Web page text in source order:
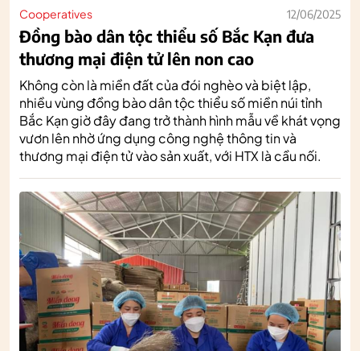
Cooperatives 12/06/2025
Đồng bào dân tộc thiểu số Bắc Kạn đưa
thương mại điện tử lên non cao
Không còn là miền đất của đói nghèo và biệt lập,
nhiều vùng đồng bào dân tộc thiểu số miền núi tỉnh
Bắc Kạn giờ đây đang trở thành hình mẫu về khát vọng
vươn lên nhờ ứng dụng công nghệ thông tin và
thương mại điện tử vào sản xuất, với HTX là cầu nối.